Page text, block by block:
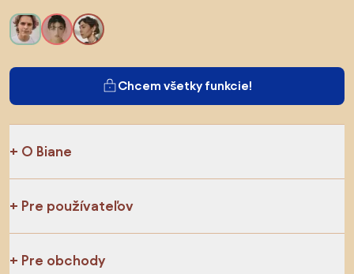
Chcem všetky funkcie!
O Biane
Pre používateľov
Pre obchody